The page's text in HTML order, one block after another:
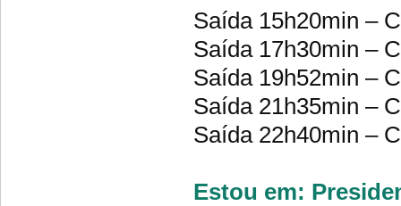
Saída 15h20min –
Saída 17h30min –
Saída 19h52min –
Saída 21h35min –
Saída 22h40min –
Estou em: